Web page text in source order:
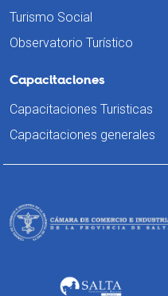
Turismo Social
Observatorio Turístico
Capacitaciones
Capacitaciones Turisticas
Capacitaciones generales